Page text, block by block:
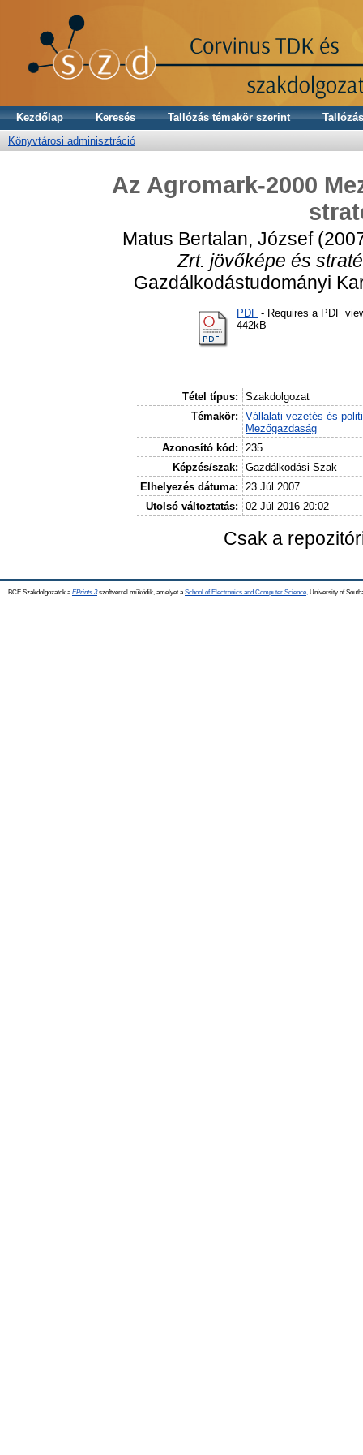
Kezdőlap Keresés Tallózás témakör szerint
Könyvtárosi adminisztráció
Az Agromark-2000
Matus Bertalan, József
Zrt. jövőképe és
Gazdálkodástudományi
PDF - Requires a PDF
442kB
Tétel típus:
Szakdolgozat
Témakör:
Vállalati vezetés és
Mezőgazdaság
Azonosító kód:
235
Képzés/szak:
Gazdálkodási Szak
Elhelyezés dátuma:
23 Júl 2007
Utolsó változtatás:
02 Júl 2016 20:02
Csak a
BCE Szakdolgozatok a EPrints 3szoftverrel működik, amelyet a School of Electronics and Computer Science, University of